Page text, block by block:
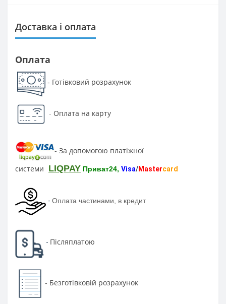
Доставка і оплата
Оплата
- Готівковий розрахунок
- Оплата на карту
- За допомогою платіжної
системи LIQPAY Приват24, Visa/Mastercard
- Оплата частинами, в кредит
- Післяплатою
- Безготівковій розрахунок